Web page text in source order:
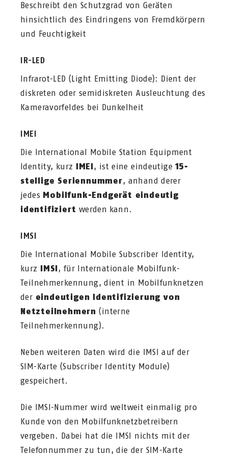
Beschreibt den Schutzgrad von Geräten
hinsichtlich des Eindringens von Fremdkörpern
und Feuchtigkeit
IR-LED
Infrarot-LED (Light Emitting Diode): Dient der
diskreten oder semidiskreten Ausleuchtung des
Kameravorfeldes bei Dunkelheit
IMEI
Die International Mobile Station Equipment
Identity, kurz IMEI, ist eine eindeutige15-
stellige Seriennummer, anhand derer
jedes Mobilfunk-Endgerät eindeutig
identifiziert werden kann.
IMSI
Die International Mobile Subscriber Identity,
kurz IMSI, für Internationale Mobilfunk-
Teilnehmerkennung, dient in Mobilfunknetzen
der eindeutigen Identifizierung von
Netzteilnehmern (interne
Teilnehmerkennung).
Neben weiteren Daten wird die IMSI auf der
SIM-Karte (Subscriber Identity Module)
gespeichert.
Die IMSI-Nummer wird weltweit einmalig pro
Kunde von den Mobilfunknetzbetreibern
vergeben. Dabei hat die IMSI nichts mit der
Telefonnummer zu tun, die der SIM-Karte